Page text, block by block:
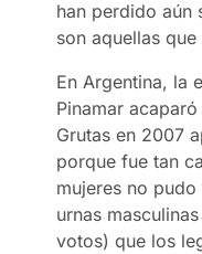
han perdido aún
son aquellas
En Argentina, la
Pinamar
Grutas en 2007
porque fue tan
mujeres no
urnas
votos) que los